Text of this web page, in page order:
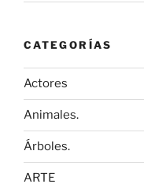
CATEGORÍAS
Actores
Animales.
Árboles.
ARTE